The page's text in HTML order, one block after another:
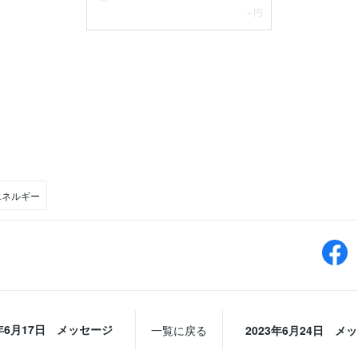
ルギー
6月17日 メッセージ 一覧に戻る 2023年6月24日 メ